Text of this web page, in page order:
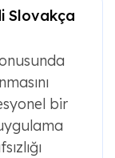
Slovakça
bir